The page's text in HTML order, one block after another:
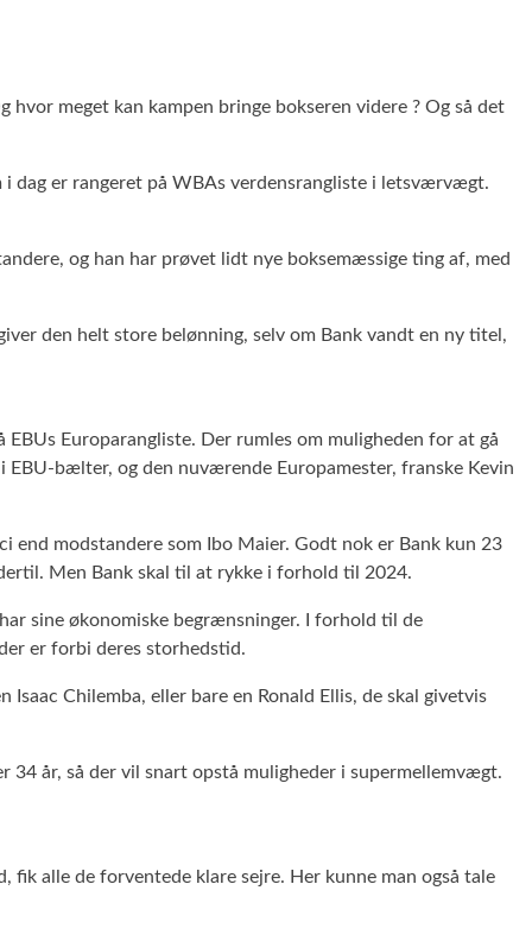
meget kan kampen bringe bokseren videre ? Og så det
i dag er rangeret på WBAs verdensrangliste i letsværvægt.
og han har prøvet lidt nye boksemæssige ting af, med
den helt store belønning, selv om Bank vandt en ny titel,
Europarangliste. Der rumles om muligheden for at gå
bælter, og den nuværende Europamester, franske Kevin
end modstandere som Ibo Maier. Godt nok er Bank kun 23
Men Bank skal til at rykke i forhold til 2024.
sine økonomiske begrænsninger. I forhold til de
er forbi deres storhedstid.
Chilemba, eller bare en Ronald Ellis, de skal givetvis
år, så der vil snart opstå muligheder i supermellemvægt.
fik alle de forventede klare sejre. Her kunne man også tale